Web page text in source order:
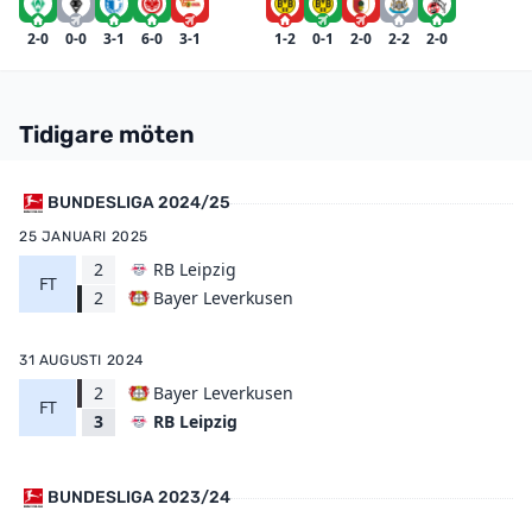
2-0 0-0 3-1 6-0 3-1 1-2 0-1 2-0 2-2 2-0
Tidigare möten
BUNDESLIGA 2024/25
25 JANUARI 2025
FT
2
2
RB Leipzig
Bayer Leverkusen
31 AUGUSTI 2024
FT
2
3
Bayer Leverkusen
RB Leipzig
BUNDESLIGA 2023/24